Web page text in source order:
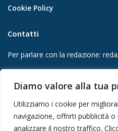
Diamo valore alla tua
Utilizziamo i cookie per
navigazione, offrirti pubblicità
analizzare il nostro traffico.
Cookie Policy
Contatti
Per parlare con la redazione: